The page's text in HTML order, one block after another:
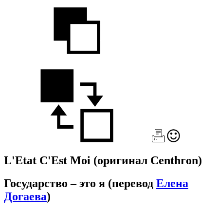
L'Etat C'Est Moi (оригинал Centhron)
Государство – это я (перевод Елена
Догаева)